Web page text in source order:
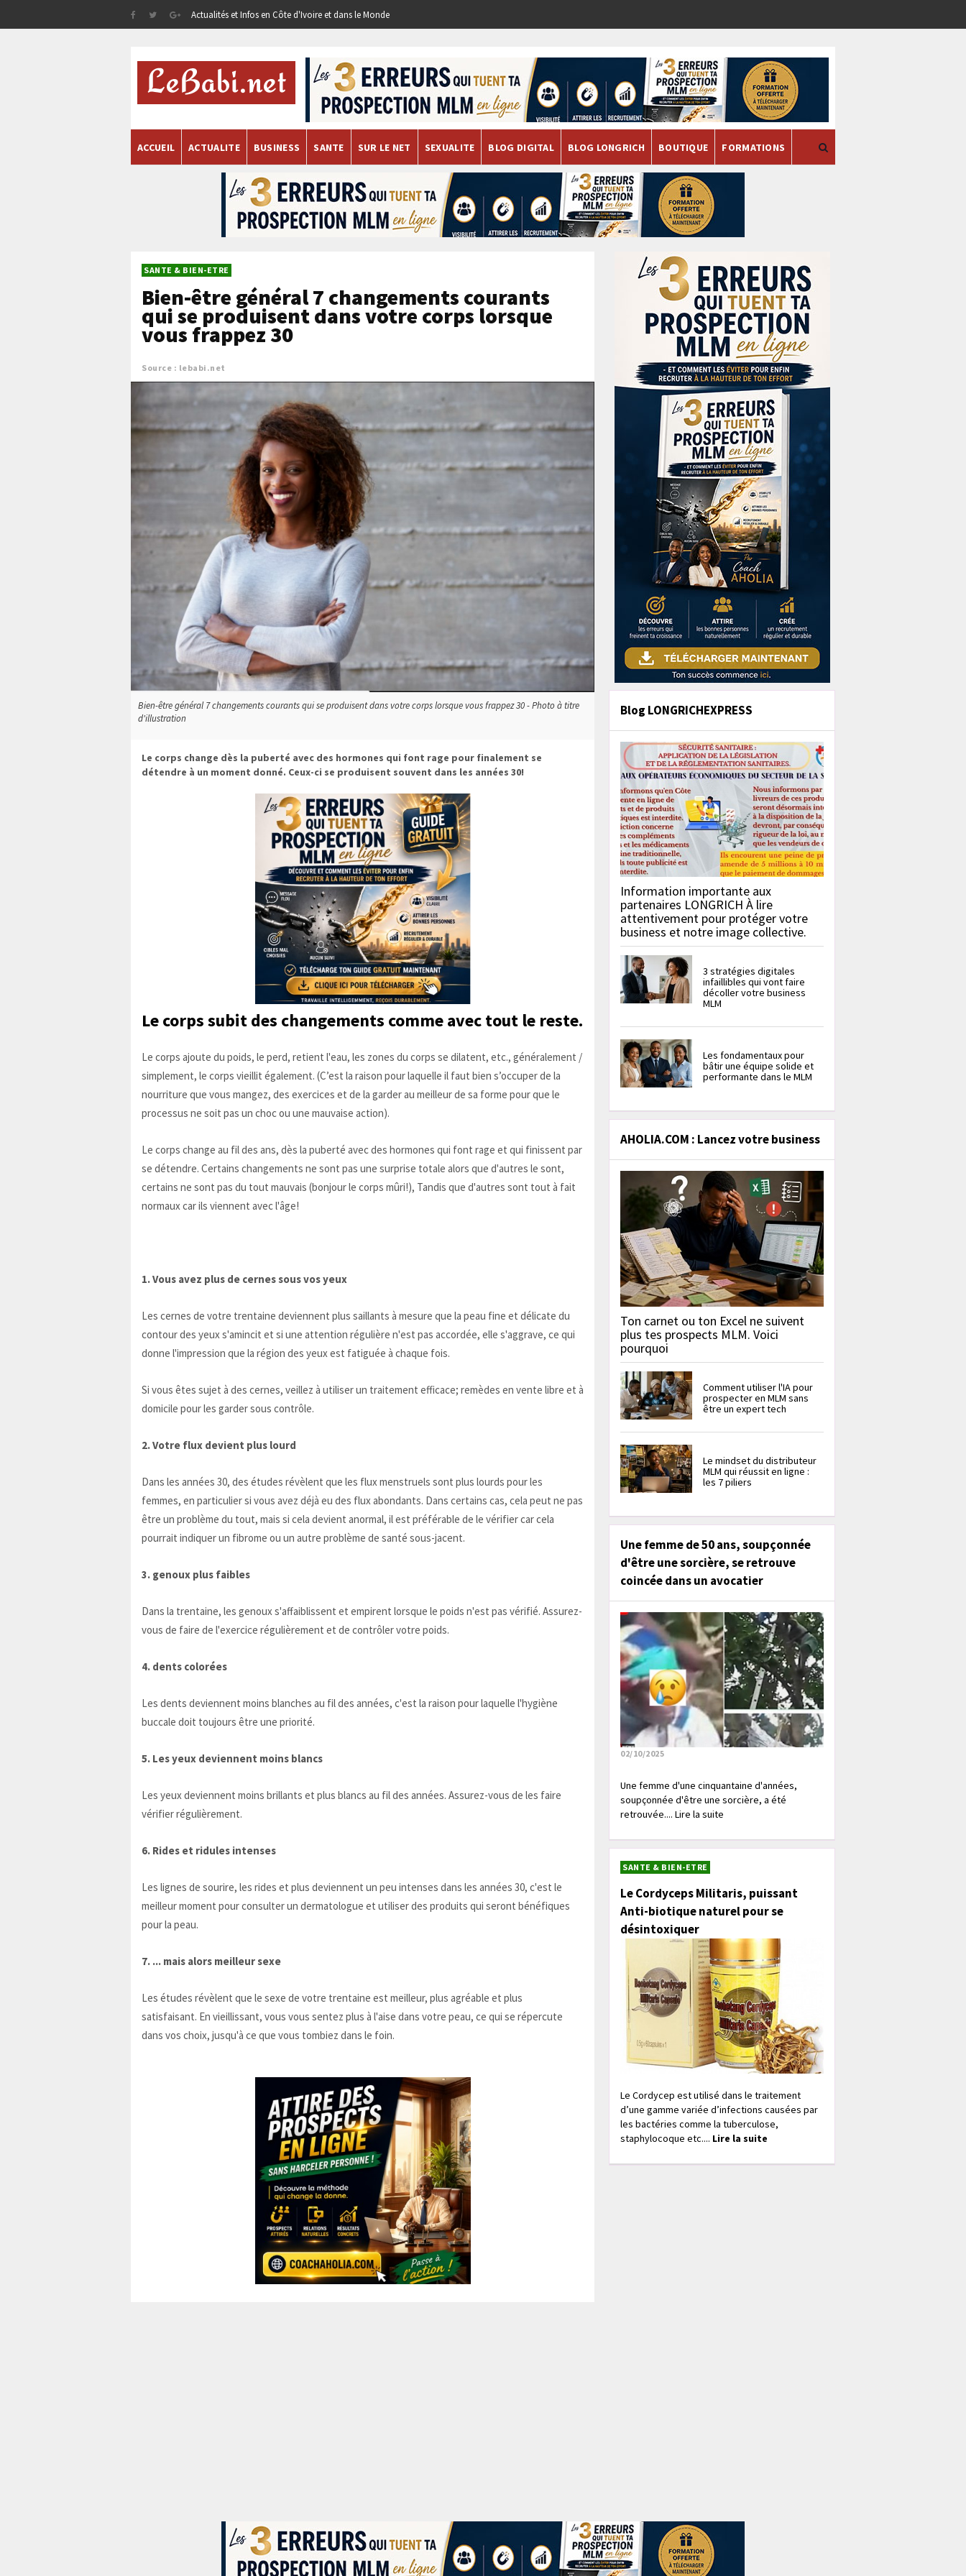
Actualités et Infos en Côte d'Ivoire et dans le Monde
ACCUEIL ACTUALITE BUSINESS SANTE SUR LE NET SEXUALITE BLOG DIGITAL BLOG LONGRICH BOUTIQUE FORMATIONS
SANTE & BIEN-ETRE
Bien-être général 7 changements courants
qui se produisent dans votre corps lorsque
vous frappez 30
Source : lebabi.net
Bien-être général 7 changements courants qui se produisent dans votre corps lorsque vous frappez 30 - Photo à titre
d'illustration
Le corps change dès la puberté avec des hormones qui font rage pour finalement se
détendre à un moment donné. Ceux-ci se produisent souvent dans les années 30!
Lecorpssubit des changements comme avec tout le reste.
Le corps ajoute du poids, le perd, retient l'eau, les zones du corps se dilatent, etc., généralement /
simplement, le corps vieillit également. (C’est la raison pour laquelle il faut bien s’occuper de la
nourriture que vous mangez, des exercices et de la garder au meilleur de sa forme pour que le
processus ne soit pas un choc ou une mauvaise action).
Le corps change au fil des ans, dès la puberté avec des hormones qui font rage et qui finissent par
se détendre. Certains changements ne sont pas une surprise totale alors que d'autres le sont,
certains ne sont pas du tout mauvais (bonjour le corps mûri!), Tandis que d'autres sont tout à fait
normaux car ils viennent avec l'âge!
1. Vous avez plus de cernes sous vos yeux
Les cernes de votre trentaine deviennent plus saillants à mesure que la peau fine et délicate du
contour des yeux s'amincit et si une attention régulière n'est pas accordée, elle s'aggrave, ce qui
donne l'impression que la région des yeux est fatiguée à chaque fois.
Si vous êtes sujet à des cernes, veillez à utiliser un traitement efficace; remèdes en vente libre et à
domicile pour les garder sous contrôle.
2. Votre flux devient plus lourd
Dans les années 30, des études révèlent que les flux menstruels sont plus lourds pour les
femmes, en particulier si vous avez déjà eu des flux abondants. Dans certains cas, cela peut ne pas
être un problème du tout, mais si cela devient anormal, il est préférable de le vérifier car cela
pourrait indiquer un fibrome ou un autre problème de santé sous-jacent.
3. genoux plus faibles
Dans la trentaine, les genoux s'affaiblissent et empirent lorsque le poids n'est pas vérifié. Assurez-
vous de faire de l'exercice régulièrement et de contrôler votre poids.
4. dents colorées
Les dents deviennent moins blanches au fil des années, c'est la raison pour laquelle l'hygiène
buccale doit toujours être une priorité.
5. Les yeux deviennent moins blancs
Les yeux deviennent moins brillants et plus blancs au fil des années. Assurez-vous de les faire
vérifier régulièrement.
6. Rides et ridules intenses
Les lignes de sourire, les rides et plus deviennent un peu intenses dans les années 30, c'est le
meilleur moment pour consulter un dermatologue et utiliser des produits qui seront bénéfiques
pour la peau.
7. ... mais alors meilleur sexe
Les études révèlent que le sexe de votre trentaine est meilleur, plus agréable et plus
satisfaisant. En vieillissant, vous vous sentez plus à l'aise dans votre peau, ce qui se répercute
dans vos choix, jusqu'à ce que vous tombiez dans le foin.
Blog LONGRICHEXPRESS
Information importante aux
partenaires LONGRICH À lire
attentivement pour protéger votre
business et notre image collective.
3 stratégies digitales
infaillibles qui vont faire
décoller votre business
MLM
Les fondamentaux pour
bâtir une équipe solide et
performante dans le MLM
AHOLIA.COM : Lancez votre business
Ton carnet ou ton Excel ne suivent
plus tes prospects MLM. Voici
pourquoi
Comment utiliser l'IA pour
prospecter en MLM sans
être un expert tech
Le mindset du distributeur
MLM qui réussit en ligne :
les 7 piliers
Une femme de 50 ans, soupçonnée
d'être une sorcière, se retrouve
coincée dans un avocatier
02/10/2025
Une femme d'une cinquantaine d'années,
soupçonnée d'être une sorcière, a été
retrouvée.... Lire la suite
SANTE & BIEN-ETRE
Le Cordyceps Militaris, puissant
Anti-biotique naturel pour se
désintoxiquer
Le Cordycep est utilisé dans le traitement
d’une gamme variée d’infections causées par
les bactéries comme la tuberculose,
staphylocoque etc.... Lire la suite